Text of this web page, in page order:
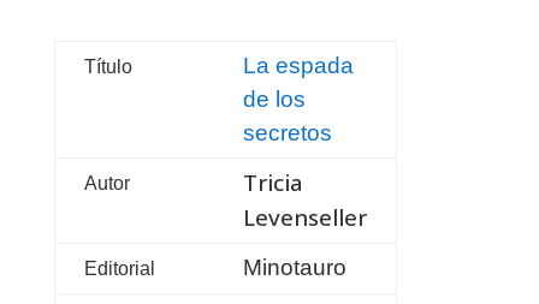
Título
La espada
de los
secretos
Autor
Tricia
Levenseller
Editorial Minotauro